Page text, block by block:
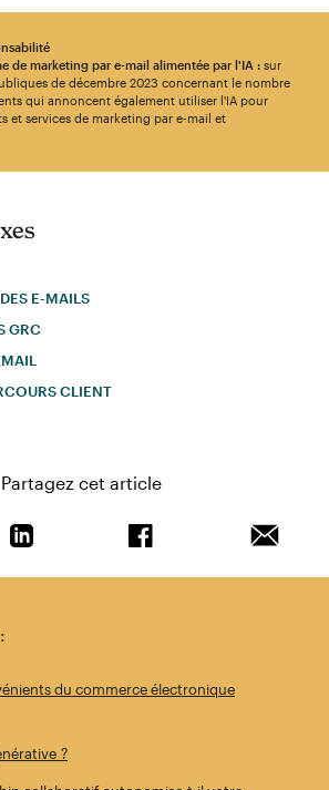
de marketing par e-mail alimentée par l'IA :sur
de décembre 2023 concernant le nombre
qui annoncent également utiliser l'IA pour
et services de marketing par e-mail et
E-MAILS
GRC
CLIENT
Partagez cet article
du commerce électronique
?